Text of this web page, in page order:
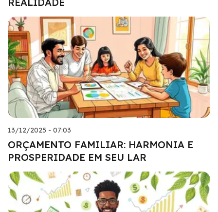
13/12/2025 - 07:03
ORÇAMENTO FAMILIAR: HARMONIA E
PROSPERIDADE EM SEU LAR